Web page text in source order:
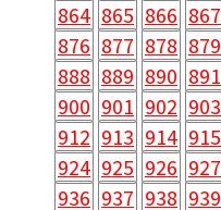
864 865 866 867
876 877 878 879
888 889 890 891
900 901 902 903
912 913 914 915
924 925 926 927
936 937 938 939